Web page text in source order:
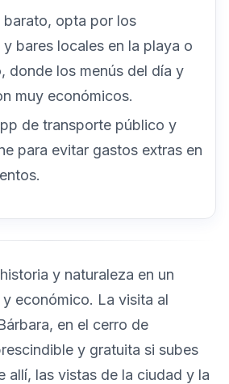
barato, opta por los
bares locales en la playa o
donde los menús del día y
muy económicos.
de transporte público y
para evitar gastos extras en
y naturaleza en un
económico. La visita al
en el cerro de
y gratuita si subes
allí, las vistas de la ciudad y la